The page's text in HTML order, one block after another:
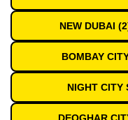
NEW DUBAI
BOMBAY
NIGHT CITY